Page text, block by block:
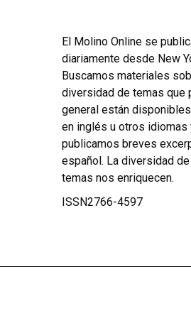
El Molino Online se
diariamente desde New
Buscamos materiales
diversidad de temas que
general están
en inglés u otros idiomas
publicamos breves
español. La diversidad
temas nos enriquecen.
ISSN2766-4597